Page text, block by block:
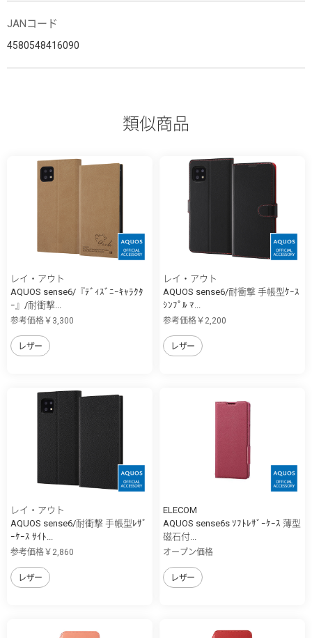
JANコード
4580548416090
類似商品
レイ・アウト
AQUOS sense6/『ﾃﾞｨｽﾞﾆｰｷｬﾗｸﾀ
ｰ』/耐衝撃...
参考価格￥3,300
レザー
レイ・アウト
AQUOS sense6/耐衝撃 手帳型ｹｰｽ
ｼﾝﾌﾟﾙ ﾏ...
参考価格￥2,200
レザー
レイ・アウト
AQUOS sense6/耐衝撃 手帳型ﾚｻﾞ
ｰｹｰｽ ｻｲﾄ...
参考価格￥2,860
レザー
ELECOM
AQUOS sense6s ｿﾌﾄﾚｻﾞｰｹｰｽ 薄型
磁石付...
オープン価格
レザー